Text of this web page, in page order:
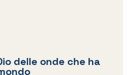
delle onde che ha